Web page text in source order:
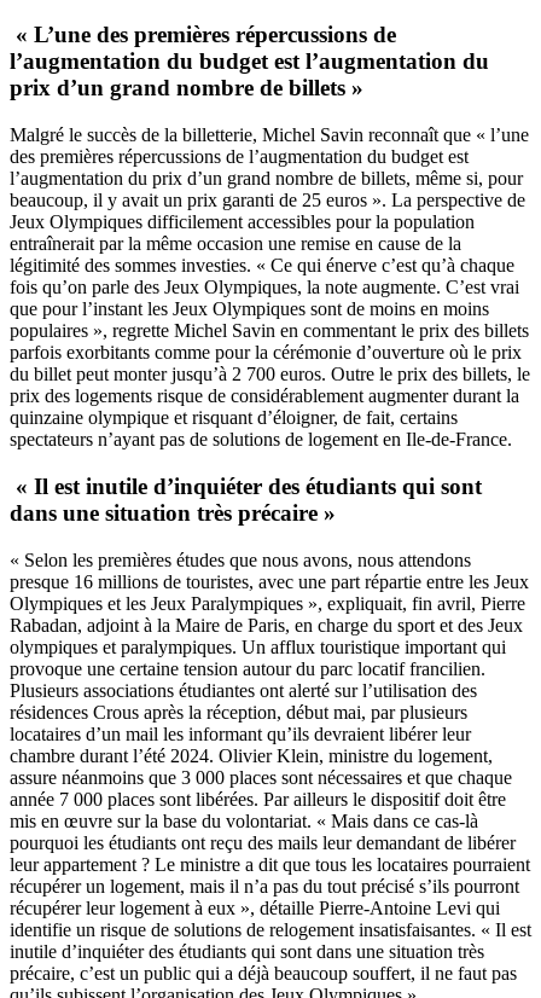
« L’une des premières répercussions de
l’augmentation du budget est l’augmentation du
prix d’un grand nombre de billets »
Malgré le succès de la billetterie, Michel Savin reconnaît que « l’une
des premières répercussions de l’augmentation du budget est
l’augmentation du prix d’un grand nombre de billets, même si, pour
beaucoup, il y avait un prix garanti de 25 euros ». La perspective de
Jeux Olympiques difficilement accessibles pour la population
entraînerait par la même occasion une remise en cause de la
légitimité des sommes investies. « Ce qui énerve c’est qu’à chaque
fois qu’on parle des Jeux Olympiques, la note augmente. C’est vrai
que pour l’instant les Jeux Olympiques sont de moins en moins
populaires », regrette Michel Savin en commentant le prix des billets
parfois exorbitants comme pour la cérémonie d’ouverture où le prix
du billet peut monter jusqu’à 2 700 euros. Outre le prix des billets, le
prix des logements risque de considérablement augmenter durant la
quinzaine olympique et risquant d’éloigner, de fait, certains
spectateurs n’ayant pas de solutions de logement en Ile-de-France.
« Il est inutile d’inquiéter des étudiants qui sont
dans une situation très précaire »
« Selon les premières études que nous avons, nous attendons
presque 16 millions de touristes, avec une part répartie entre les Jeux
Olympiques et les Jeux Paralympiques », expliquait, fin avril, Pierre
Rabadan, adjoint à la Maire de Paris, en charge du sport et des Jeux
olympiques et paralympiques. Un afflux touristique important qui
provoque une certaine tension autour du parc locatif francilien.
Plusieurs associations étudiantes ont alerté sur l’utilisation des
résidences Crous après la réception, début mai, par plusieurs
locataires d’un mail les informant qu’ils devraient libérer leur
chambre durant l’été 2024. Olivier Klein, ministre du logement,
assure néanmoins que 3 000 places sont nécessaires et que chaque
année 7 000 places sont libérées. Par ailleurs le dispositif doit être
mis en œuvre sur la base du volontariat. « Mais dans ce cas-là
pourquoi les étudiants ont reçu des mails leur demandant de libérer
leur appartement ? Le ministre a dit que tous les locataires pourraient
récupérer un logement, mais il n’a pas du tout précisé s’ils pourront
récupérer leur logement à eux », détaille Pierre-Antoine Levi qui
identifie un risque de solutions de relogement insatisfaisantes. « Il est
inutile d’inquiéter des étudiants qui sont dans une situation très
précaire, c’est un public qui a déjà beaucoup souffert, il ne faut pas